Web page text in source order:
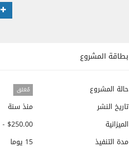
بطاقة المشروع
حالة المشروع مُغلق
تاريخ النشر
منذ سنة
الميزانية
$250.00 - $500.00
مدة التنفيذ
15 يوما